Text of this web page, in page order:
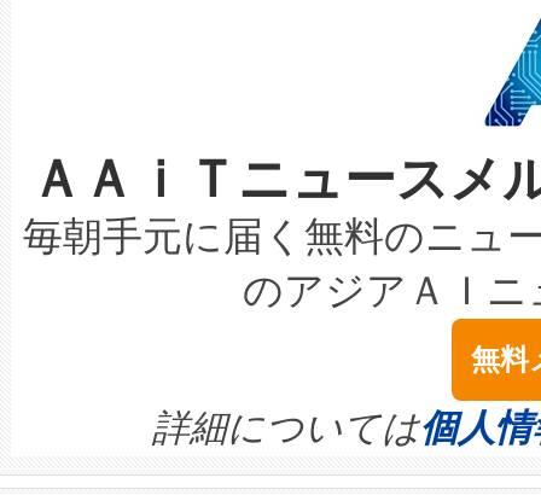
加組織は、Enzeneのバイオ
選定された製品について、自
取得できる可能性もあります
設には、3億～4億ドルかか
最高経営責任者（CEO）であ
す。「当社のfully-connected
ームを利用すれば、6,000万
きます。この効率性は、フェ
事業者の負担軽減という課題
系統連系を迅速にし、ピーク
限を超えて利用可能な電力容
持できるよう貢献します。こ
ービスレベル契約（SLA）違
テリー性能の劣化によるダウ
念は、現在データセンターが
ます。 Voltaiq provides a
quality and reliability for AI
BESS stack to ensure battery
狭視野のFOVを切り替えるこ
ケーブル、枝などの細かな対
なレーザースポットにより、
な環境下でも豊かなディテー
キロメートル範囲を検出
LiDAR for Inspections,
は1535 nmレーザーを搭載。
イズの小径化を実現すること
す。ノーマルモードでは、
ートル先まで検出でき、これ
ＡＡｉＴニュース
毎朝手元に届く無料のニュ
のアジアＡＩ
無料
詳細については個人